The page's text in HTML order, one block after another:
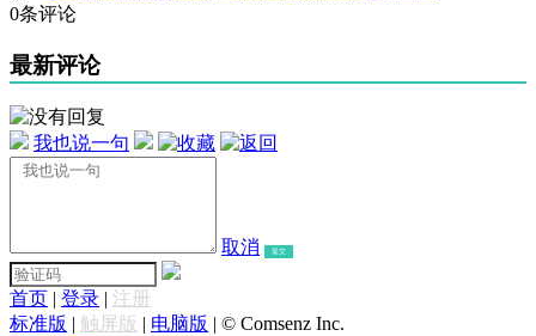
0条评论
最新评论
我也说一句
取消 提交
首页 | 登录 | 注册
标准版 | 触屏版 | 电脑版 | © Comsenz Inc.